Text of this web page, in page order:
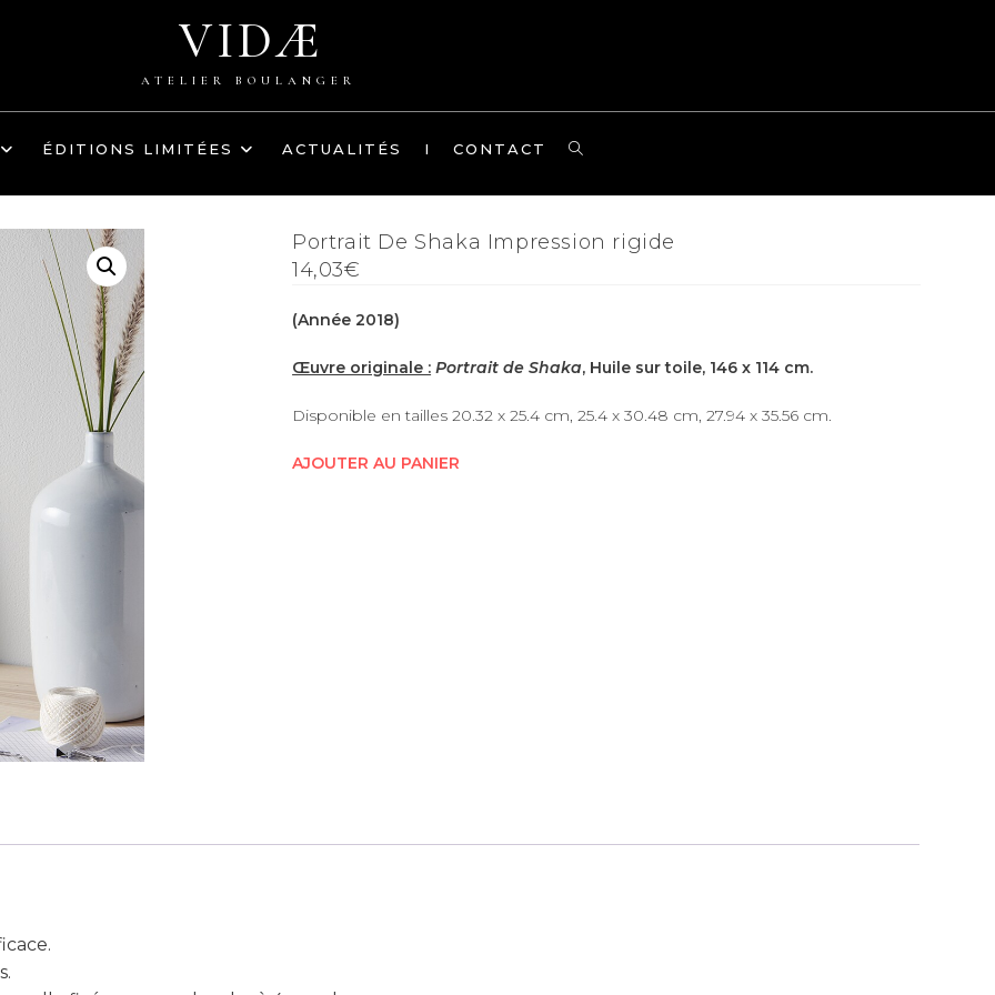
VIDÆ
ATELIER BOULANGER
ÉDITIONS LIMITÉES ACTUALITÉS I CONTACT
TOGGLE
Portrait De Shaka Impression rigide
14,03€
(Année 2018)
Œuvre originale : Portrait de Shaka, Huile sur toile, 146 x 114 cm.
Disponible en tailles 20.32 x 25.4 cm, 25.4 x 30.48 cm, 27.94 x 35.56 cm.
AJOUTER AU PANIER